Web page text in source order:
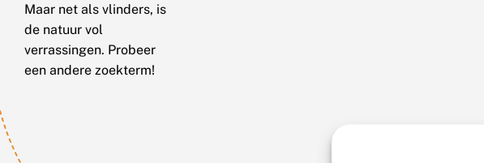
Maar net als vlinders, is
de natuur vol
verrassingen. Probeer
een andere zoekterm!